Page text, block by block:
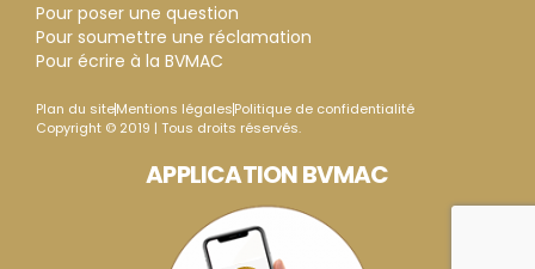
Pour poser une question
Pour soumettre une réclamation
Pour écrire à la BVMAC
Plan du siteMentions légalesPolitique de confidentialité
Copyright © 2019 | Tous droits réservés.
APPLICATION BVMAC